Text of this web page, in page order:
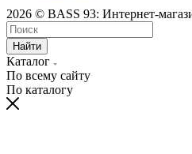
2026 © BASS 93: Интернет-
Найти
Каталог
По всему сайту
По каталогу